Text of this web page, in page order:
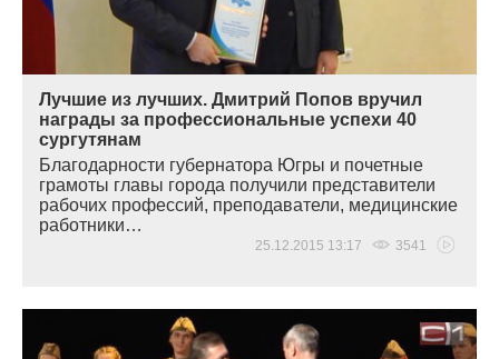
Лучшие из лучших. Дмитрий Попов вручил
награды за профессиональные успехи 40
сургутянам
Благодарности губернатора Югры и почетные
грамоты главы города получили представители
рабочих профессий, преподаватели, медицинские
работники…
25.12.2015 13:17 3541